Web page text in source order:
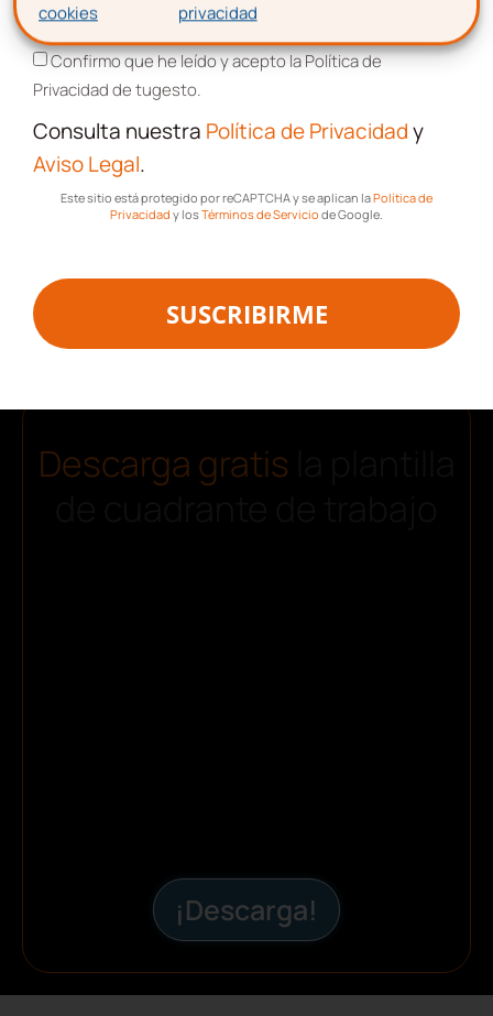
cookies
privacidad
Descarga gratis
¡Descarga!
Aceptación de términos y condiciones
Confirmo que he leído y acepto la Política de
Privacidad de tugesto.
Consulta nuestra Política de Privacidady
Aviso Legal.
Este sitio está protegido por reCAPTCHA y se aplican laPolítica de
Privacidad y losTérminos de Servicio de Google.
SUSCRIBIRME